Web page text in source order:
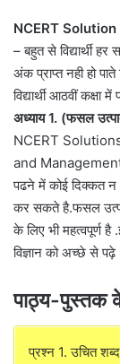
NCERT Solution
– बहुत से विद्यार्थी
अंक प्राप्त नही हो
विद्यार्थी आठवीं
अध्याय 1. (फसल
NCERT
and Management
पढने में कोई दिक्कत
कर सकते है.फसल
के लिए भी महत्वपूर्ण
विज्ञान को अच्छे से पढ़े
पाठ्य-पुस्तक
प्रश्न 1. उचित